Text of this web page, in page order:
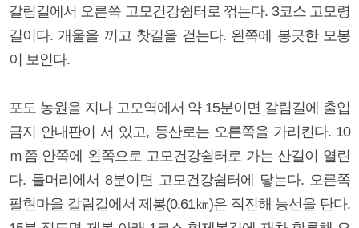
갈림길에서 오른쪽 고모건강쉼터로 꺾는다. 3코스 고모령
길이다. 개울을 끼고 찻길을 걷는다. 왼쪽에 봉긋한 모봉
이 보인다.
포도 농원을 지나 고모역에서 약 15분이면 갈림길에 출입
금지 안내판이 서 있고, 등산로는 오른쪽을 가리킨다. 10
ｍ쯤 안쪽에 왼쪽으로 고모건강쉼터로 가는 산길이 열린
다. 들머리에서 8분이면 고모건강쉼터에 닿는다. 오른쪽
팔현마을 갈림길에서 제봉(0.61㎞)은 직진해 능선을 탄다.